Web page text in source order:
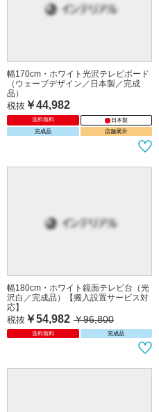
幅170cm・ホワイト光沢テレビボード
（ウェーブデザイン／日本製／完成
品）
税抜 ￥44,982
送料無料
日本製
完成品
店舗展示
幅180cm・ホワイト鏡面テレビ台（光
沢白／完成品）【搬入設置サービス対
応】
税抜 ￥54,982 ￥96,800
送料無料 完成品